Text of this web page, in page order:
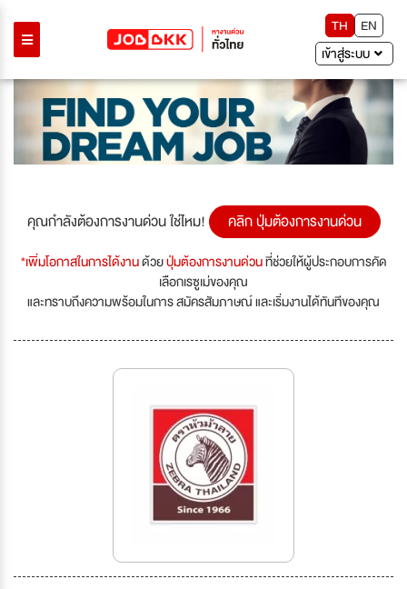
TH
EN
เข้าสู่ระบบ
คุณกำลังต้องการงานด่วน ใช่ไหม! คลิก ปุ่มต้องการงานด่วน
*เพิ่มโอกาสในการได้งานด้วยปุ่มต้องการงานด่วนที่ช่วยให้ผู้ประกอบการคัด
เลือกเรซูเม่ของคุณ
และทราบถึงความพร้อมในการ สมัครสัมภาษณ์ และเริ่มงานได้ทันทีของคุณ